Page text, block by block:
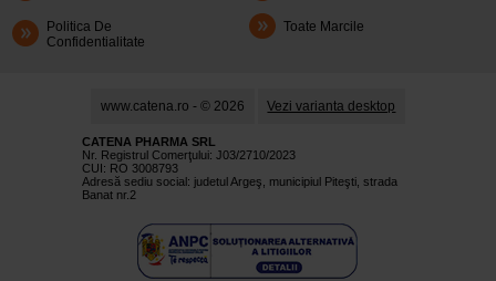
Politica De
Confidentialitate
Toate Marcile
www.catena.ro - © 2026 Vezi varianta desktop
CATENA PHARMA SRL
Nr. Registrul Comerţului: J03/2710/2023
CUI: RO 3008793
Adresă sediu social: judetul Argeş, municipiul Piteşti, strada
Banat nr.2